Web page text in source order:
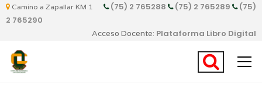
Camino a Zapallar KM 1 (75) 2 765288 (75) 2 765289
(75)
2 765290
Acceso Docente: Plataforma Libro Digital